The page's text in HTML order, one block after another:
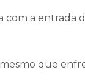
a entrada
mesmo que